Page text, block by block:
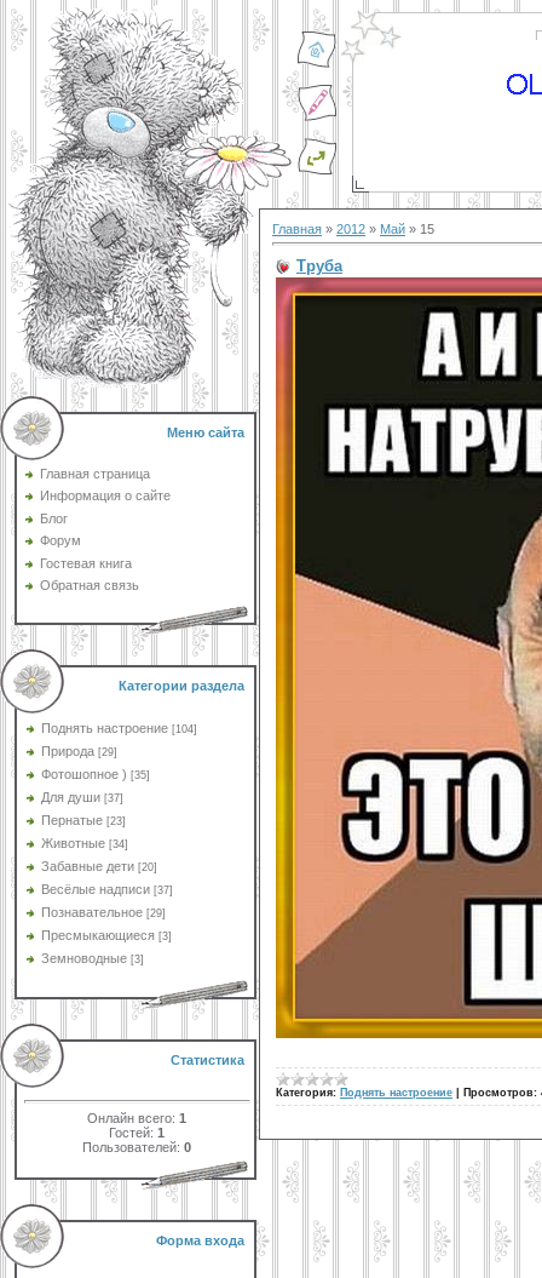
Меню сайта
Главная страница
Информация о сайте
Блог
Форум
Гостевая книга
Обратная связь
Категории раздела
Поднять настроение [104]
Природа [29]
Фотошопное ) [35]
Для души [37]
Пернатые [23]
Животные [34]
Забавные дети [20]
Весёлые надписи [37]
Познавательное [29]
Пресмыкающиеся [3]
Земноводные [3]
Статистика
Онлайн всего:1
Гостей:1
Пользователей:0
Форма входа
Главная » 2012 » Май » 15
Труба
Категория: Поднять настроение Просмотров: